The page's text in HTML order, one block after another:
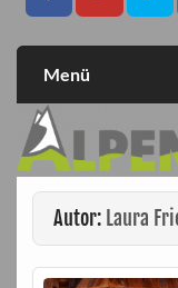
Menü
Autor: Laura